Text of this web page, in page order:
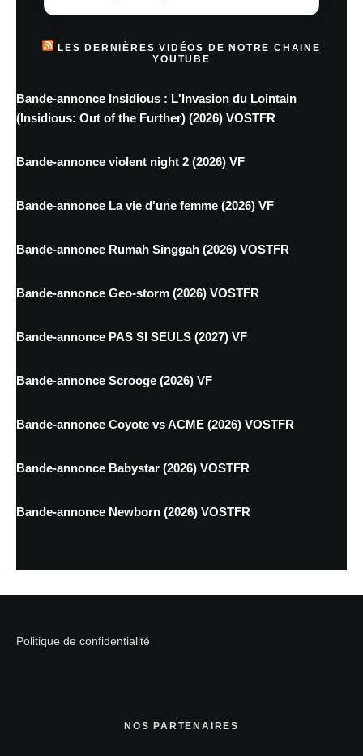
LES DERNIÈRES VIDÉOS DE NOTRE CHAINE
YOUTUBE
Bande-annonce Insidious : L'Invasion du Lointain
(Insidious: Out of the Further) (2026) VOSTFR
Bande-annonce violent night 2 (2026) VF
Bande-annonce La vie d'une femme (2026) VF
Bande-annonce Rumah Singgah (2026) VOSTFR
Bande-annonce Geo-storm (2026) VOSTFR
Bande-annonce PAS SI SEULS (2027) VF
Bande-annonce Scrooge (2026) VF
Bande-annonce Coyote vs ACME (2026) VOSTFR
Bande-annonce Babystar (2026) VOSTFR
Bande-annonce Newborn (2026) VOSTFR
Politique de confidentialité
NOS PARTENAIRES